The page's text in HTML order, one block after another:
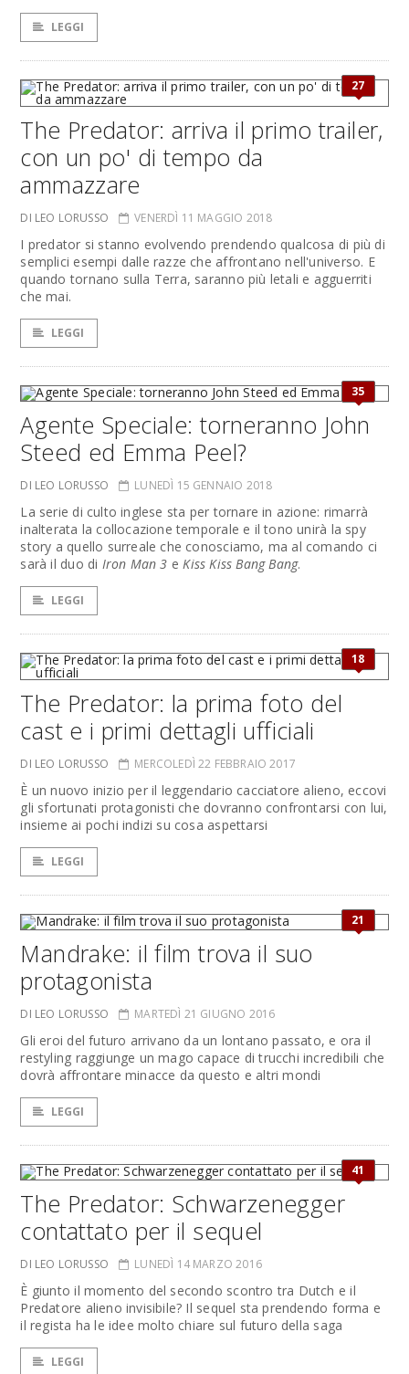
LEGGI
27
The Predator: arriva il primo trailer,
con un po' di tempo da
ammazzare
DI LEO LORUSSO VENERDÌ 11 MAGGIO 2018
I predator si stanno evolvendo prendendo qualcosa di più di
semplici esempi dalle razze che affrontano nell'universo. E
quando tornano sulla Terra, saranno più letali e agguerriti
che mai.
LEGGI
35
Agente Speciale: torneranno John
Steed ed Emma Peel?
DI LEO LORUSSO LUNEDÌ 15 GENNAIO 2018
La serie di culto inglese sta per tornare in azione: rimarrà
inalterata la collocazione temporale e il tono unirà la spy
story a quello surreale che conosciamo, ma al comando ci
sarà il duo di Iron Man 3 eKiss Kiss Bang Bang.
LEGGI
18
The Predator: la prima foto del
cast e i primi dettagli ufficiali
DI LEO LORUSSO MERCOLEDÌ 22 FEBBRAIO 2017
È un nuovo inizio per il leggendario cacciatore alieno, eccovi
gli sfortunati protagonisti che dovranno confrontarsi con lui,
insieme ai pochi indizi su cosa aspettarsi
LEGGI
21
Mandrake: il film trova il suo
protagonista
DI LEO LORUSSO MARTEDÌ 21 GIUGNO 2016
Gli eroi del futuro arrivano da un lontano passato, e ora il
restyling raggiunge un mago capace di trucchi incredibili che
dovrà affrontare minacce da questo e altri mondi
LEGGI
41
The Predator: Schwarzenegger
contattato per il sequel
DI LEO LORUSSO LUNEDÌ 14 MARZO 2016
È giunto il momento del secondo scontro tra Dutch e il
Predatore alieno invisibile? Il sequel sta prendendo forma e
il regista ha le idee molto chiare sul futuro della saga
LEGGI